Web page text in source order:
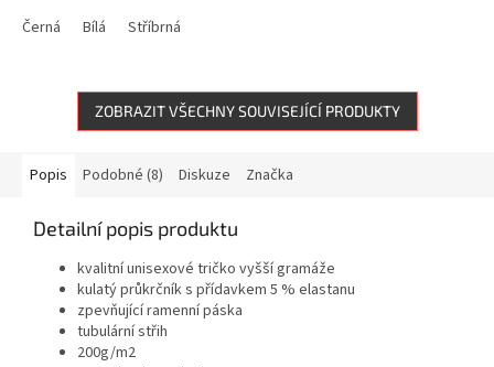
Černá Bílá Stříbrná
ZOBRAZIT VŠECHNY SOUVISEJÍCÍ PRODUKTY
Popis Podobné (8) Diskuze Značka
Detailní popis produktu
kvalitní unisexové tričko vyšší gramáže
kulatý průkrčník s přídavkem 5 % elastanu
zpevňující ramenní páska
tubulární střih
200g/m2